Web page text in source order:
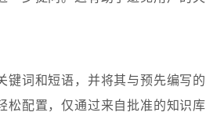
键词和短语，并将其与预先编写的
松配置，仅通过来自批准的知识库